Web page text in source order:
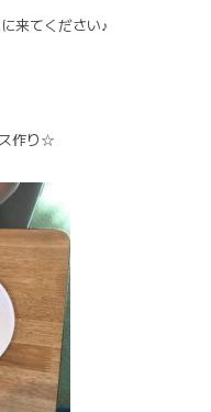
来てください♪
作り☆